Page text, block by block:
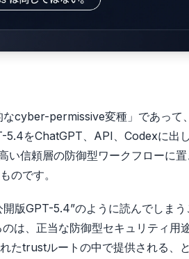
cyber-permissive変種」であって
5.4をChatGPT、API、Codexに出
信頼層の防御型ワークフローに置
のです。
版GPT-5.4”のように読んでしま
は、正当な防御型セキュリティ用
たtrustルートの中で提供される、